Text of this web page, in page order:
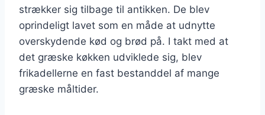
strækker sig tilbage til antikken. De blev
oprindeligt lavet som en måde at udnytte
overskydende kød og brød på. I takt med at
det græske køkken udviklede sig, blev
frikadellerne en fast bestanddel af mange
græske måltider.